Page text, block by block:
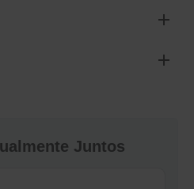
Juntos